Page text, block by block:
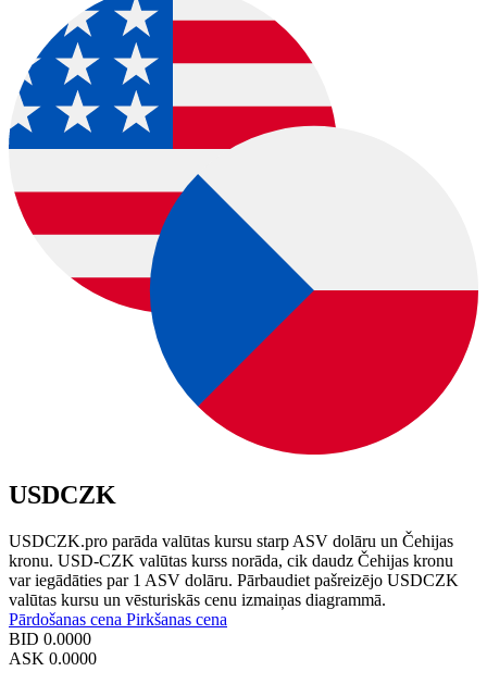
USDCZK
USDCZK.pro parāda valūtas kursu starp ASV dolāru un Čehijas
kronu. USD-CZK valūtas kurss norāda, cik daudz Čehijas kronu
var iegādāties par 1 ASV dolāru. Pārbaudiet pašreizējo USDCZK
valūtas kursu un vēsturiskās cenu izmaiņas diagrammā.
Pārdošanas cena Pirkšanas cena
BID 0.0000
ASK 0.0000